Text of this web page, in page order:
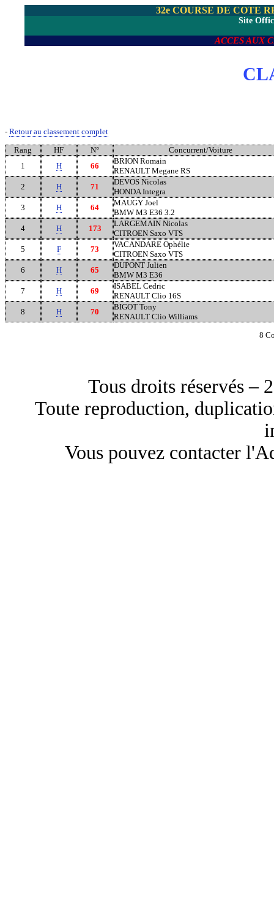
32e COURSE DE COTE
Site
ACCES AUX
- Retour au classement complet
Rang
HF N°
Concurrent/Voiture
1
H 66
BRION Romain
RENAULT Megane RS
2
H 71
DEVOS Nicolas
HONDA Integra
3
H 64
MAUGY Joel
BMW M3 E36 3.2
4
H 173
LARGEMAIN Nicolas
CITROEN Saxo VTS
5
F 73
VACANDARE Ophélie
CITROEN Saxo VTS
6
H 65
DUPONT Julien
BMW M3 E36
7
H 69
ISABEL Cedric
RENAULT Clio 16S
8
H 70
BIGOT Tony
RENAULT Clio Williams
8
Tous droits réservés –
Toute reproduction,
Vous pouvez contacter